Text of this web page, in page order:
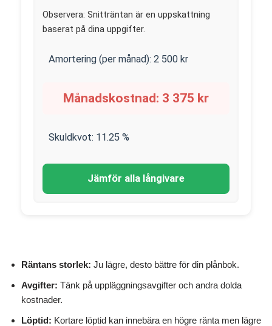
Observera: Snitträntan är en uppskattning
baserat på dina uppgifter.
Amortering (per månad): 2 500 kr
Månadskostnad: 3 375 kr
Skuldkvot: 11.25 %
Jämför alla långivare
Räntans storlek: Ju lägre, desto bättre för din plånbok.
Avgifter: Tänk på uppläggningsavgifter och andra dolda
kostnader.
Löptid: Kortare löptid kan innebära en högre ränta men lägre